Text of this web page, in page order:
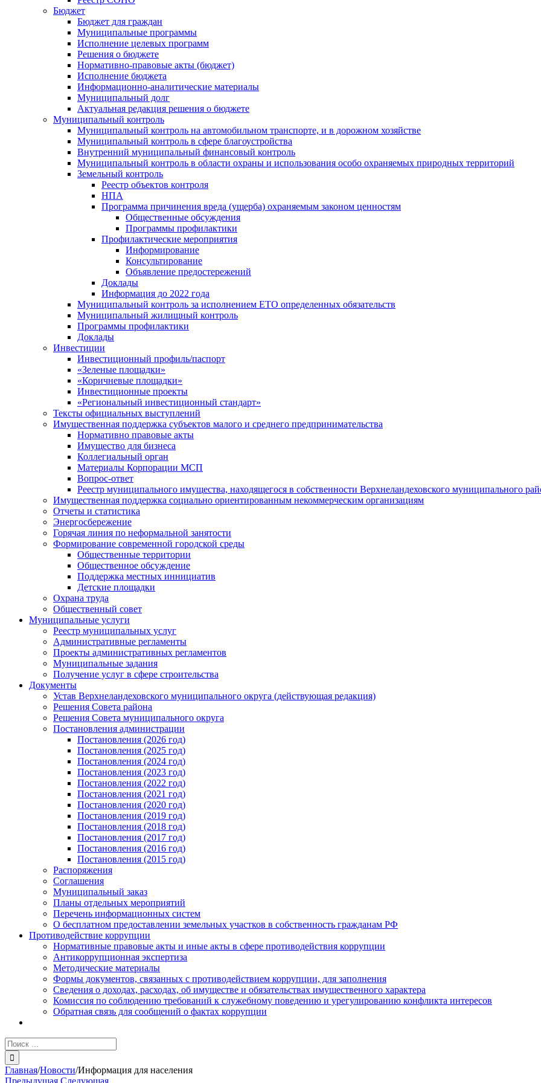
Бюджет
Бюджет для граждан
Муниципальные программы
Исполнение целевых программ
Решения о бюджете
Нормативно-правовые акты (бюджет)
Исполнение бюджета
Информационно-аналитические материалы
Муниципальный долг
Актуальная редакция решения о бюджете
Муниципальный контроль
Муниципальный контроль на автомобильном транспорте, и в дорожном хозяйстве
Муниципальный контроль в сфере благоустройства
Внутренний муниципальный финансовый контроль
Муниципальный контроль в области охраны и использования особо охраняемых природных территорий
Земельный контроль
Реестр объектов контроля
НПА
Программа причинения вреда (ущерба) охраняемым законом ценностям
Общественные обсуждения
Программы профилактики
Профилактические мероприятия
Информирование
Консультирование
Объявление предостережений
Доклады
Информация до 2022 года
Муниципальный контроль за исполнением ЕТО определенных обязательств
Муниципальный жилищный контроль
Программы профилактики
Доклады
Инвестиции
Инвестиционный профиль/паспорт
«Зеленые площадки»
«Коричневые площадки»
Инвестиционные проекты
«Региональный инвестиционный стандарт»
Тексты официальных выступлений
Имущественная поддержка субъектов малого и среднего предпринимательства
Нормативно правовые акты
Имущество для бизнеса
Коллегиальный орган
Материалы Корпорации МСП
Вопрос-ответ
Реестр муниципального имущества, находящегося в собственности Верхнеландеховского муниципального
Имущественная поддержка социально ориентированным некоммерческим организациям
Отчеты и статистика
Энергосбережение
Горячая линия по неформальной занятости
Формирование современной городской среды
Общественные территории
Общественное обсуждение
Поддержка местных иннициатив
Детские площадки
Охрана труда
Общественный совет
Муниципальные услуги
Реестр муниципальных услуг
Административные регламенты
Проекты административных регламентов
Муниципальные задания
Получение услуг в сфере строительства
Документы
Устав Верхнеландеховского муниципального округа (действующая редакция)
Решения Совета района
Решения Совета муниципального округа
Постановления администрации
Постановления (2026 год)
Постановления (2025 год)
Постановления (2024 год)
Постановления (2023 год)
Постановления (2022 год)
Постановления (2021 год)
Постановления (2020 год)
Постановления (2019 год)
Постановления (2018 год)
Постановления (2017 год)
Постановления (2016 год)
Постановления (2015 год)
Распоряжения
Соглашения
Муниципальный заказ
Планы отдельных мероприятий
Перечень информационных систем
О бесплатном предоставлении земельных участков в собственность гражданам РФ
Противодействие коррупции
Нормативные правовые акты и иные акты в сфере противодействия коррупции
Антикоррупционная экспертиза
Методические материалы
Формы документов, связанных с противодействием коррупции, для заполнения
Сведения о доходах, расходах, об имуществе и обязательствах имущественного характера
Комиссия по соблюдению требований к служебному поведению и урегулированию конфликта интересов
Обратная связь для сообщений о фактах коррупции
Результат
поиска:
Главная/Новости/Информация для населения
Предыдущая Следующая